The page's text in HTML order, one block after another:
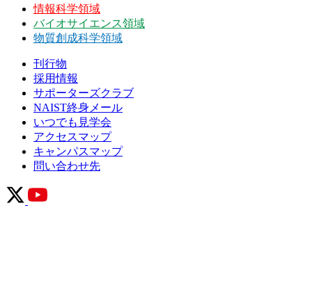
情報科学領域
バイオサイエンス領域
物質創成科学領域
刊行物
採用情報
サポーターズクラブ
NAIST終身メール
いつでも見学会
アクセスマップ
キャンパスマップ
問い合わせ先